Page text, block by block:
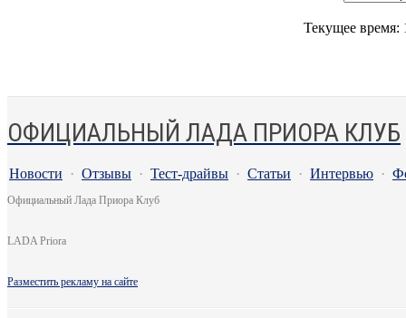
Текущее время:
ОФИЦИАЛЬНЫЙ ЛАДА ПРИОРА КЛУБ
Новости · Отзывы · Тест-драйвы · Статьи · Интервью ·
Официальный Лада Приора Клуб
LADA Priora
Разместить рекламу на сайте